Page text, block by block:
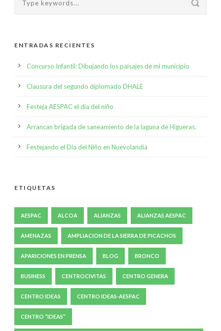
ENTRADAS RECIENTES
Concurso Infantil: Dibujando los paisajes de mi municipio
Clausura del segundo diplomado DHALE
Festeja AESPAC el dia del niño
Arrancan brigada de saneamiento de la laguna de Higueras.
Festejando el Día del Niño en Nuevolandia
ETIQUETAS
AESPAC ALCOA ALIANZAS ALIANZAS AESPAC
AMENAZAS AMPLIACION DE LA SIERRA DE PICACHOS
APARICIONES EN PRENSA BLOG BRONCO
BUSINESS CENTROCIVITAS CENTRO GENERA
CENTRO IDEAS CENTRO IDEAS-AESPAC
CENTRO “IDEAS”